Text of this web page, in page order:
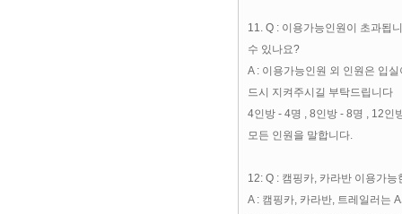
11. Q : 이용가능인원이 초과됩
수 있나요?
A : 이용가능인원 외 인원은 입
드시 지켜주시길 부탁드립니다
4인방 - 4명 , 8인방 - 8명 , 12인
모든 인원을 말합니다.
12: Q : 캠핑카, 카라반 이용가능
A : 캠핑카, 카라반, 트레일러는